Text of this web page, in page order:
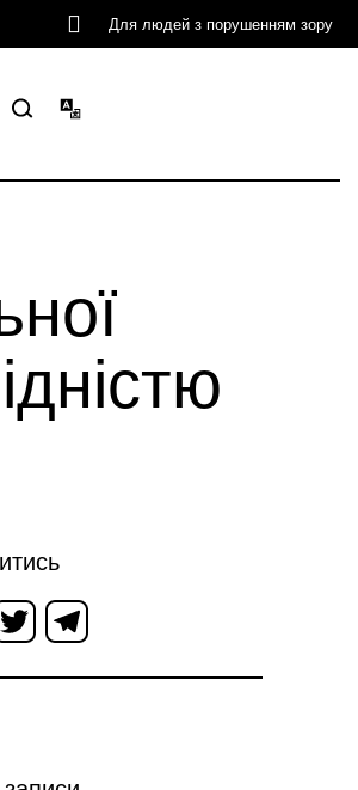
Для людей з порушенням зору
Twitter